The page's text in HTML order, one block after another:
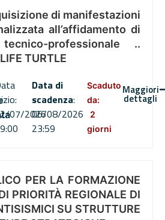
di manifestazioni
all’affidamento di
professionale ..
TURTLE
07/2026
Data di
scadenza:
06/08/2026
23:59
Scaduto
da:
2
giorni
Maggiori
dettagli
PER LA FORMAZIONE
PRIORITÀ REGIONALE DI
SU STRUTTURE